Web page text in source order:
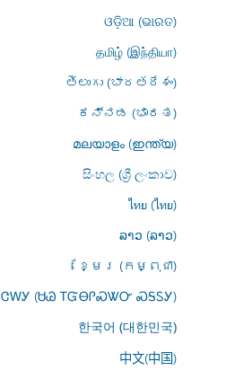
ଓଡ଼ିଆ (ଭାରତ)
தமிழ் (இந்தியா)
తెలుగు (భారతదేశం)
ಕನ್ನಡ (ಭಾರತ)
മലയാളം (ഇന്ത്യ)
සිංහල (ශ්‍රී ලංකාව)
ไทย (ไทย)
ລາວ (ລາວ)
ខ្មែរ (កម្ពុជា)
ᏣᎳᎩ (ᏌᏊ ᎢᏳᎾᎵᏍᏔᏅ ᏍᎦᏚᎩ)
한국어 (대한민국)
中文(中国)